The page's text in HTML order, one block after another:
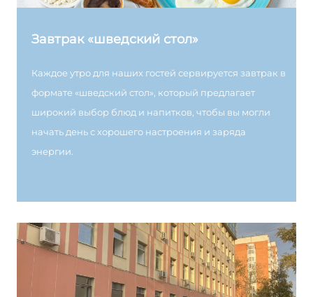
Завтрак «шведский стол»
Каждое утро для наших гостей сервируется завтрак в
формате «шведский стол», который предлагает
широкий выбор блюд и напитков, чтобы вы могли
начать день с хорошего настроения и заряда
энергии.